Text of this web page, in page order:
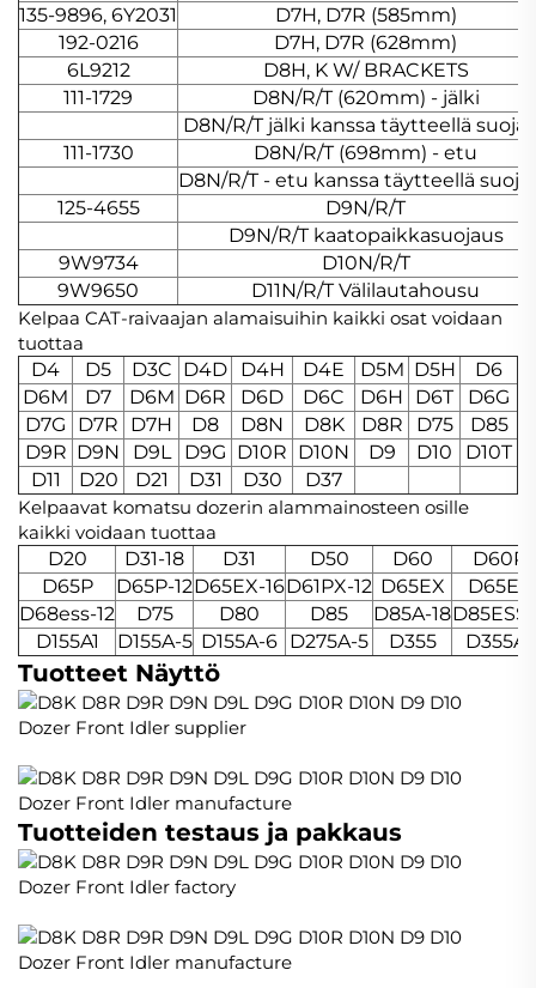
135-9896, 6Y2031
D7H, D7R (585mm)
192-0216
D7H, D7R (628mm)
6L9212
D8H, K W/ BRACKETS
111-1729
D8N/R/T (620mm) - jälki
D8N/R/T jälki kanssa täytteellä
111-1730
D8N/R/T (698mm) - etu
D8N/R/T - etu kanssa täytteellä
125-4655
D9N/R/T
D9N/R/T kaatopaikkasuojaus
9W9734
D10N/R/T
9W9650
D11N/R/T Välilautahousu
Kelpaa CAT-raivaajan alamaisuihin kaikki osat voidaan
tuottaa
D4
D5 D3C D4D D4H D4E D5M D5H
D6
D6M
D7 D6M D6R D6D D6C D6H D6T
D6G
D7G
D7R D7H D8 D8N D8K D8R D75
D85
D9R D9N D9L D9G D10R D10N D9 D10
D10T
D11
D20 D21 D31 D30
D37
Kelpaavat komatsu dozerin alammainosteen osille
kaikki voidaan tuottaa
D20
D31-18 D31 D50 D60
D60P
D65P
D65P-12D65EX-16D61PX-12 D65EX
D65E8
D68ess-12
D75 D80 D85 D85A-18
D155A1
D155A-5 D155A-6 D275A-5 D355 D355A1
Tuotteet Näyttö
Tuotteiden testaus ja pakkaus